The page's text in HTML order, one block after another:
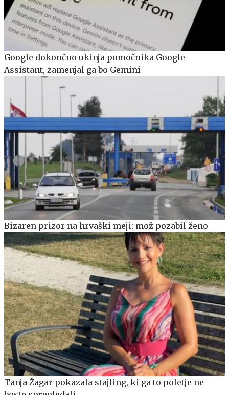
Google dokončno ukinja pomočnika Google
Assistant, zamenjal ga bo Gemini
Bizaren prizor na hrvaški meji: mož pozabil ženo
Tanja Žagar pokazala stajling, ki ga to poletje ne